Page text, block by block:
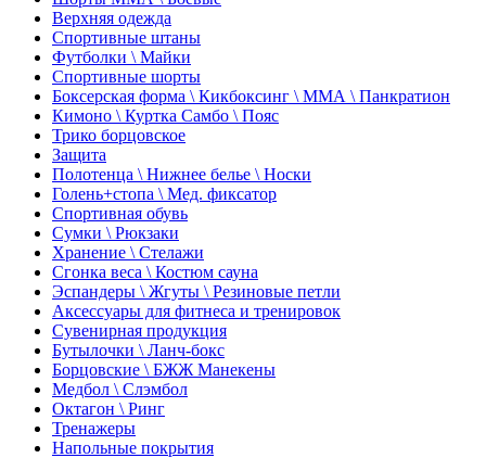
Верхняя одежда
Спортивные штаны
Футболки \ Майки
Спортивные шорты
Боксерская форма \ Кикбоксинг \ ММА \ Панкратион
Кимоно \ Куртка Самбо \ Пояс
Трико борцовское
Защита
Полотенца \ Нижнее белье \ Носки
Голень+стопа \ Мед. фиксатор
Спортивная обувь
Сумки \ Рюкзаки
Хранение \ Стелажи
Сгонка веса \ Костюм сауна
Эспандеры \ Жгуты \ Резиновые петли
Аксессуары для фитнеса и тренировок
Сувенирная продукция
Бутылочки \ Ланч-бокс
Борцовские \ БЖЖ Манекены
Медбол \ Слэмбол
Октагон \ Ринг
Тренажеры
Напольные покрытия